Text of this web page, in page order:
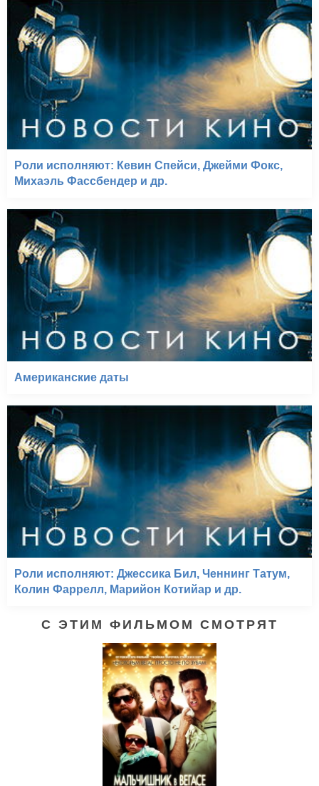
Роли исполняют: Кевин Спейси, Джейми Фокс,
Михаэль Фассбендер и др.
Американские даты
Роли исполняют: Джессика Бил, Ченнинг Татум,
Колин Фаррелл, Марийон Котийар и др.
С ЭТИМ ФИЛЬМОМ СМОТРЯТ